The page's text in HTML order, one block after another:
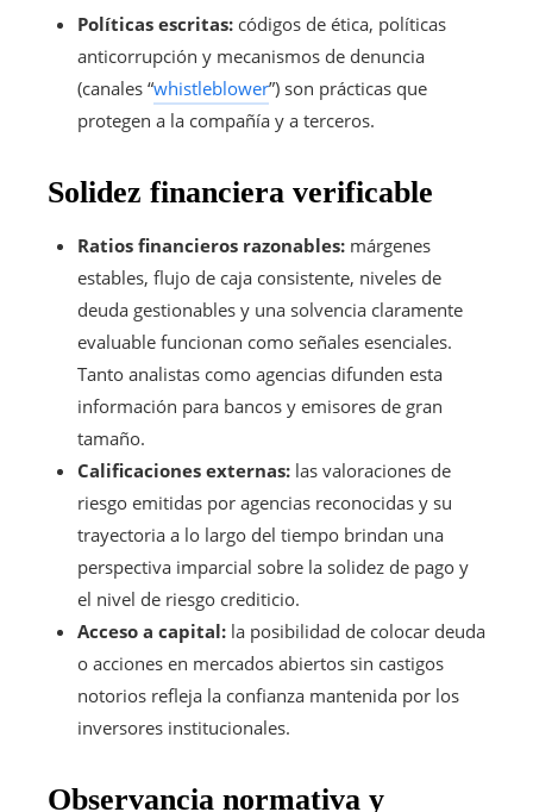
Políticas escritas: códigos de ética, políticas
anticorrupción y mecanismos de denuncia
(canales “whistleblower”) son prácticas que
protegen a la compañía y a terceros.
Solidez financiera verificable
Ratios financieros razonables: márgenes
estables, flujo de caja consistente, niveles de
deuda gestionables y una solvencia claramente
evaluable funcionan como señales esenciales.
Tanto analistas como agencias difunden esta
información para bancos y emisores de gran
tamaño.
Calificaciones externas: las valoraciones de
riesgo emitidas por agencias reconocidas y su
trayectoria a lo largo del tiempo brindan una
perspectiva imparcial sobre la solidez de pago y
el nivel de riesgo crediticio.
Acceso a capital: la posibilidad de colocar deuda
o acciones en mercados abiertos sin castigos
notorios refleja la confianza mantenida por los
inversores institucionales.
Observancia normativa y